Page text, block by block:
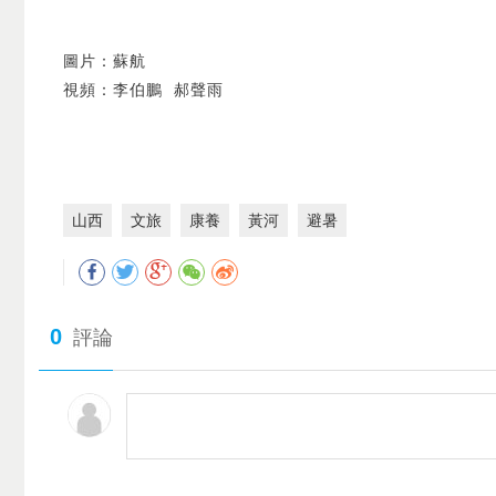
圖片：蘇航
視頻：李伯鵬 郝聲雨
山西 文旅 康養 黃河 避暑
0 評論